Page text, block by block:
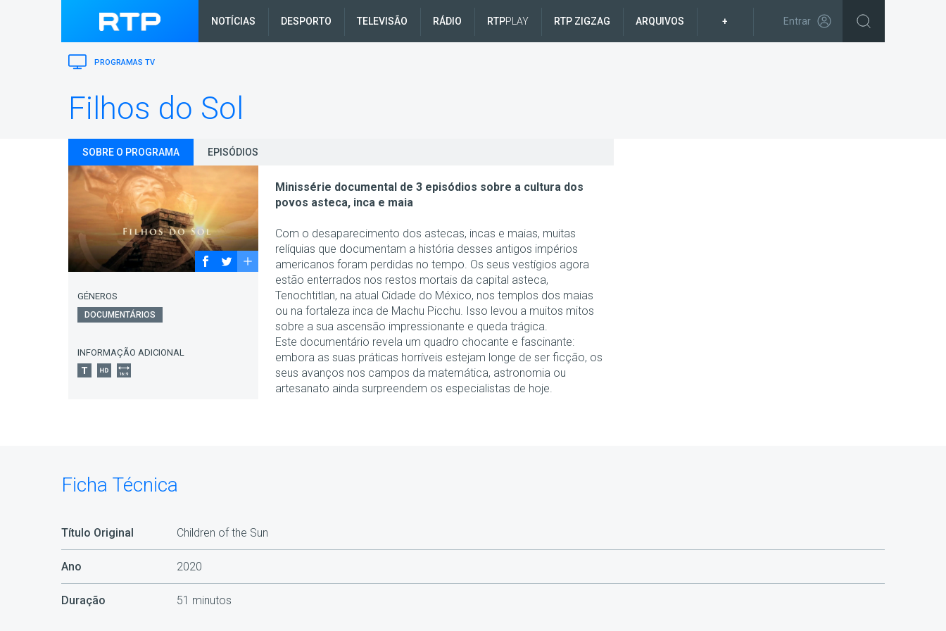
NOTÍCIAS DESPORTO TELEVISÃO RÁDIO RTPPLAY RTP ZIGZAG ARQUIVOS + Entrar
PROGRAMAS TV
Filhos do Sol
SOBRE O PROGRAMA EPISÓDIOS
GÉNEROS
DOCUMENTÁRIOS
INFORMAÇÃO ADICIONAL
Minissérie documental de 3 episódios sobre a cultura dos
povos asteca, inca e maia
Com o desaparecimento dos astecas, incas e maias, muitas
relíquias que documentam a história desses antigos impérios
americanos foram perdidas no tempo. Os seus vestígios agora
estão enterrados nos restos mortais da capital asteca,
Tenochtitlan, na atual Cidade do México, nos templos dos maias
ou na fortaleza inca de Machu Picchu. Isso levou a muitos mitos
sobre a sua ascensão impressionante e queda trágica.
Este documentário revela um quadro chocante e fascinante:
embora as suas práticas horríveis estejam longe de ser ficção, os
seus avanços nos campos da matemática, astronomia ou
artesanato ainda surpreendem os especialistas de hoje.
Ficha Técnica
Título Original Children of the Sun
Ano 2020
Duração 51 minutos